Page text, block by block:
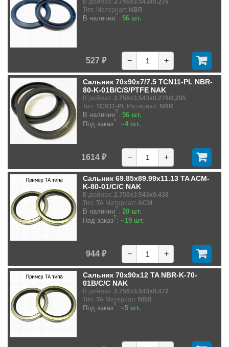
Тип: Материал: NBR
В наличии?: 56 шт.
527 ₽ − +
Сальник 70x90x7/7.5 TCN11-PL NBR-
80-K-01B/C/S/PTFE NAK
В дюймах: 2.756x3.543x0.276/0.295
Тип: TCN11-PL Материал: NBR
В наличии?: 56 шт.
Под заказ?: ~4 шт.
1614 ₽ − +
Сальник 69.85x89.99x11.13 TA ACM-
K-80-01/C/C NAK
В дюймах: 2.750x3.543x0.438
Тип: TA Материал: ACM
В наличии?: 20 шт.
Под заказ?: ~19 шт.
944 ₽ − +
Сальник 70x90x12 TA NBR-K-70-
01B/C/C NAK
В дюймах: 2.756x3.543x0.472
Тип: TA Материал: NBR
Под заказ?: ~5 шт.